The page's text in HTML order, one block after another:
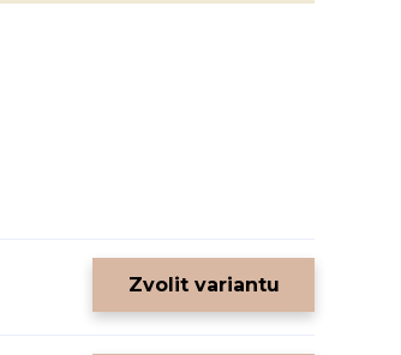
Zvolit variantu